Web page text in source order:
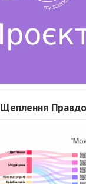
Щеплення